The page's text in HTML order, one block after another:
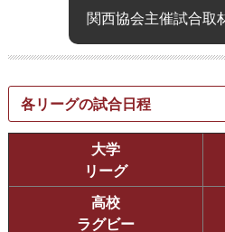
関西協会主催試合取
各リーグの試合日程
大学
リーグ
高校
ラグビー